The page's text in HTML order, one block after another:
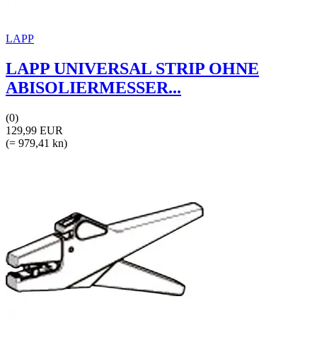
LAPP
LAPP UNIVERSAL STRIP OHNE
ABISOLIERMESSER...
(0)
129,99 EUR
(= 979,41 kn)